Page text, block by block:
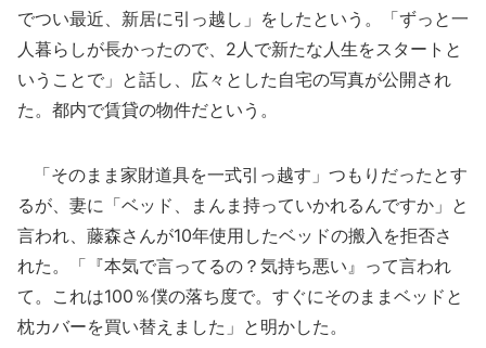
でつい最近、新居に引っ越し」をしたという。「ずっと一
人暮らしが長かったので、2人で新たな人生をスタートと
いうことで」と話し、広々とした自宅の写真が公開され
た。都内で賃貸の物件だという。
「そのまま家財道具を一式引っ越す」つもりだったとす
るが、妻に「ベッド、まんま持っていかれるんですか」と
言われ、藤森さんが10年使用したベッドの搬入を拒否さ
れた。「『本気で言ってるの？気持ち悪い』って言われ
て。これは100％僕の落ち度で。すぐにそのままベッドと
枕カバーを買い替えました」と明かした。